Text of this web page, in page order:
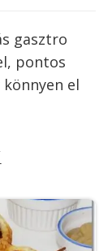
gasztro
pontos
el